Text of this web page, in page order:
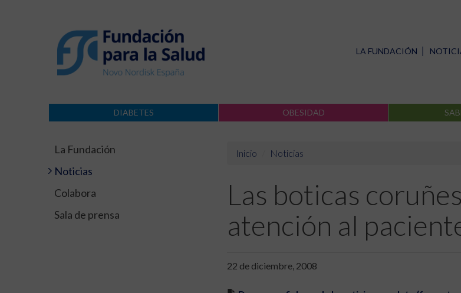
LA FUNDACIÓN
DIABETES OBESIDAD
La Fundación
Noticias
Colabora
Sala de prensa
Inicio Noticias
Las boticas
atención al
22 de diciembre, 2008